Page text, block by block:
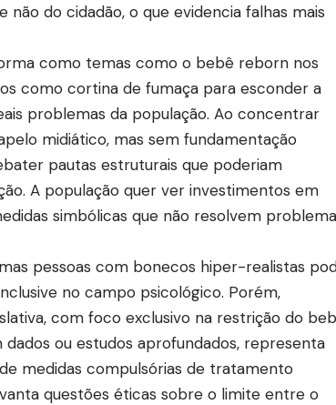
não do cidadão, o que evidencia falhas mais
como temas como o bebê reborn nos
como cortina de fumaça para esconder a
problemas da população. Ao concentrar
midiático, mas sem fundamentação
pautas estruturais que poderiam
A população quer ver investimentos em
simbólicas que não resolvem
pessoas com bonecos hiper-realistas
no campo psicológico. Porém,
com foco exclusivo na restrição do
ou estudos aprofundados, representa
medidas compulsórias de tratamento
questões éticas sobre o limite entre o